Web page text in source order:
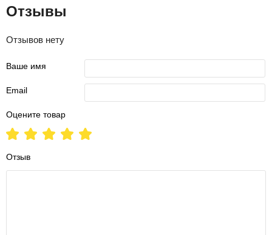
Отзывы
Отзывов нету
Ваше имя
Email
Оцените товар
Отзыв